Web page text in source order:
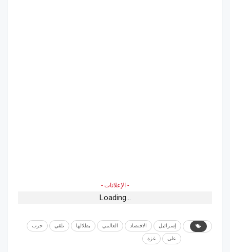
- الإعلانات -
Loading...
إسرائيل الاقتصاد العالمي بظلالها تلقي حرب
على غزة